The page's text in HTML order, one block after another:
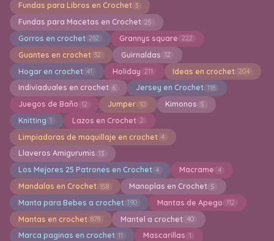
Fundas para Libros en Crochet 3
Fundas para Macetas en Crochet 25
Gorros en crochet 282 Grannys square 222
Guantes en crochet 32 Guirnaldas 12
Hogar en crochet 41 Holiday 211 Ideas en crochet 204
Indiviaduales en crochet 6 Jersey en Crochet 118
Juegos de Baño 12 Jumper 10 Kimonos 5
Knitting 1 Lazos en Crochet 2
Limpiadoras de maquillaje en crochet 4
Llaveros Amigurumis 13
Los Mejores 25 Patrones en Crochet 4 Macrame 4
Mandalas en Crochet 158 Manoplas en Crochet 5
Manta para Bebes a crochet 190 Mantas de Apego 112
Mantas en crochet 878 Mantel a crochet 40
Marca paginas en crochet 11 Mascarillas 1